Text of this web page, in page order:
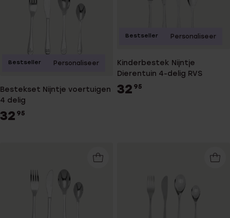
Bestekset Nijntje voertuigen
4 delig
32 95
Bestseller Personaliseer
Kinderbestek Nijntje
Dierentuin 4-delig RVS
32 95
Bestseller Personaliseer